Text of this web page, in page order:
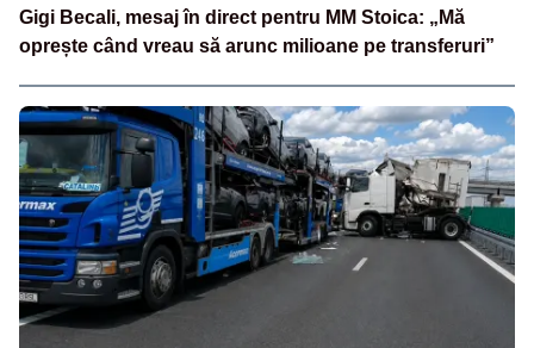
Gigi Becali, mesaj în direct pentru MM Stoica: „Mă
oprește când vreau să arunc milioane pe transferuri”